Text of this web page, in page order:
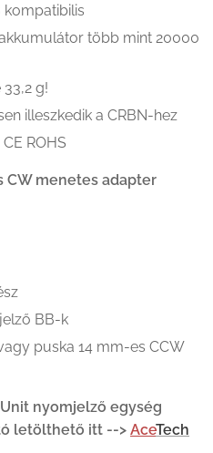
kompatibilis
több mint 20000
g!
illeszkedik a CRBN-hez
ROHS
CW menetes adapter
BB-k
puska 14 mm-es CCW
nyomjelző egység
letölthető itt --> AceTech